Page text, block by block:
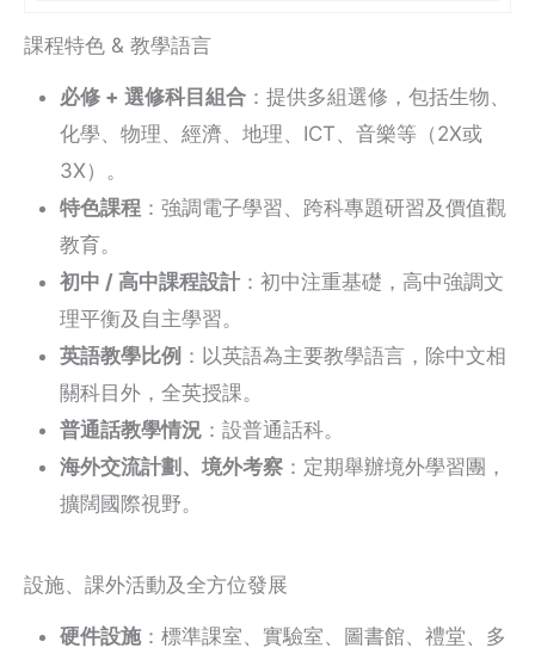
課程特色 & 教學語言
必修 + 選修科目組合 ：提供多組選修，包括生物、
化學、物理、經濟、地理、ICT、音樂等（2X或
3X）。
特色課程 ：強調電子學習、跨科專題研習及價值觀
教育。
初中 / 高中課程設計 ：初中注重基礎，高中強調文
理平衡及自主學習。
英語教學比例 ：以英語為主要教學語言，除中文相
關科目外，全英授課。
普通話教學情況 ：設普通話科。
海外交流計劃、境外考察 ：定期舉辦境外學習團，
擴闊國際視野。
設施、課外活動及全方位發展
硬件設施：標準課室、實驗室、圖書館、禮堂、多